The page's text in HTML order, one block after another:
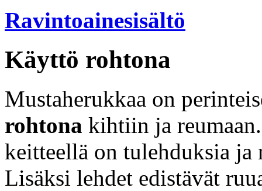
Ravintoainesisältö
Käyttö rohtona
Mustaherukkaa on
rohtona kihtiin ja
keitteellä on tulehduksia
Lisäksi lehdet edistävät